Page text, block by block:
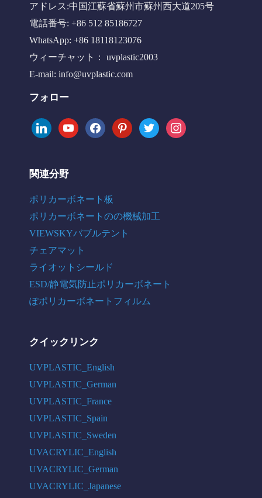
アドレス:中国江蘇省蘇州市蘇州西大道205号
電話番号: +86 512 85186727
WhatsApp: +86 18118123076
ウィーチャット： uvplastic2003
E-mail: info@uvplastic.com
フォロー
linkedinyoutubefacebookpinteresttwitter instagram
関連分野
ポリカーボネート板
ポリカーボネートのの機械加工
VIEWSKYバブルテント
チェアマット
ライオットシールド
ESD/静電気防止ポリカーボネート
ぽポリカーボネートフィルム
クイックリンク
UVPLASTIC_English
UVPLASTIC_German
UVPLASTIC_France
UVPLASTIC_Spain
UVPLASTIC_Sweden
UVACRYLIC_English
UVACRYLIC_German
UVACRYLIC_Japanese